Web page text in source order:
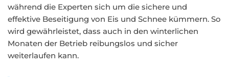
während die Experten sich um die sichere und
effektive Beseitigung von Eis und Schnee kümmern. So
wird gewährleistet, dass auch in den winterlichen
Monaten der Betrieb reibungslos und sicher
weiterlaufen kann.